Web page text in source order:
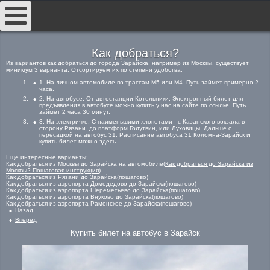
Как добраться?
Из вариантов как добраться до города Зарайска, например из Москвы, существует
минимум 3 варианта. Отсортируем их по степени удобства:
1. На личном автомобиле по трассам М5 или М4. Путь займет примерно 2
часа.
2. На автобусе. От автостанции Котельники. Электронный билет для
предъявления в автобусе можно купить у нас на сайте по ссылке. Путь
займет 2 часа 30 минут.
3. На электричке. С наименьшими хлопотами - с Казанского вокзала в
сторону Рязани. до платформ Голутвин, или Луховицы. Дальше с
пересадкой на автобус 31. Расписание автобуса 31 Коломна-Зарайск и
купить билет можно здесь.
Еще интересные варианты:
Как добраться из Москвы до Зарайска на автомобиле(Как добраться до Зарайска из
Москвы? Пошаговая инструкция)
Как добраться из Рязани до Зарайска(пошагово)
Как добраться из аэропорта Домодедово до Зарайска(пошагово)
Как добраться из аэропорта Шереметьево до Зарайска(пошагово)
Как добраться из аэропорта Внуково до Зарайска(пошагово)
Как добраться из аэропорта Раменское до Зарайска(пошагово)
Назад
Вперед
Купить билет на автобус в Зарайск